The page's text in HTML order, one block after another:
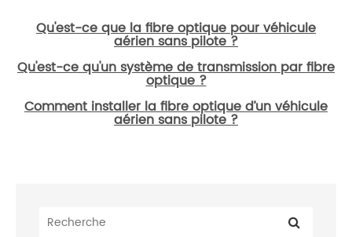
Qu'est-ce que la fibre optique pour véhicule
aérien sans pilote ?
Qu'est-ce qu'un système de transmission par fibre
optique ?
Comment installer la fibre optique d’un véhicule
aérien sans pilote ?